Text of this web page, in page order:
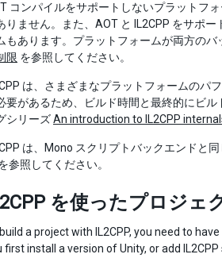
コンパイルをサポートしないプラットフ
りません。また、AOT と IL2CPP をサポ
もあります。プラットフォームが両方の
限 を参照してください。
は、さまざまなプラットフォームの
要があるため、ビルド時間と最終的にビ
シリーズAn introduction to IL2CPP
は、Mono スクリプトバックエンドと
参照してください。
を使ったプロジェ
a project with IL2CPP, you need to
first install a version of Unity, or add